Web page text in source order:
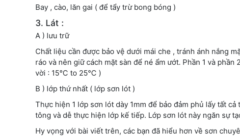
Bay , cào, lăn gai ( để tẩy trừ bong bóng )
3. Lát :
A ) lưu trữ
Chất liệu cần được bảo vệ dưới mái che , tránh ánh nắng
ráo và nên giữ cách mặt sàn để né ẩm ướt. Phần 1 và
vời : 15℃ to 25℃ )
B ) lớp thứ nhất ( lớp sơn lót )
Thực hiện 1 lớp sơn lót dày 1mm để bảo đảm phủ lấy tất
tông và dễ thực hiện lớp kế tiếp. Lớp sơn lót này ngăn sự
Hy vọng với bài viết trên, các bạn đã hiểu hơn về sơn